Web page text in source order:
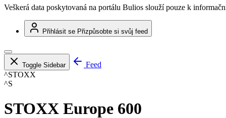
Veškerá data poskytovaná na portálu Bulios slouží pouze k
Přihlásit se Přizpůsobte si svůj feed
Toggle Sidebar
Feed
^STOXX
^S
STOXX Europe 600